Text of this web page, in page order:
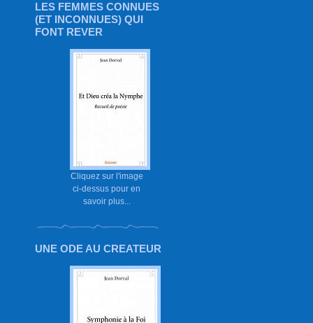
LES FEMMES CONNUES
(ET INCONNUES) QUI
FONT REVER
Cliquez sur l'image
ci-dessus pour en
savoir plus...
UNE ODE AU CREATEUR